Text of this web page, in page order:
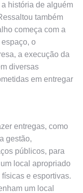
história de alguém
também
começa com a
o
a execução da
diversas
em entregar
entregas, como
gestão,
públicos, para
local apropriado
e esportivas.
um local